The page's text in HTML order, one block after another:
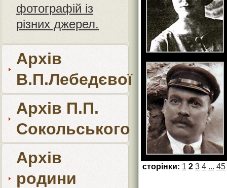
фотографій із
різних джерел.
Архів
В.П.Лебедєвої
Архів П.П.
Сокольського
Архів
родини
сторінки: 1 2 3 4 ... 45